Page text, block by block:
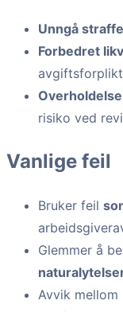
Unngå
Forbedret
risiko ved
Vanlige feil
Bruker feil
Glemmer å
Avvik